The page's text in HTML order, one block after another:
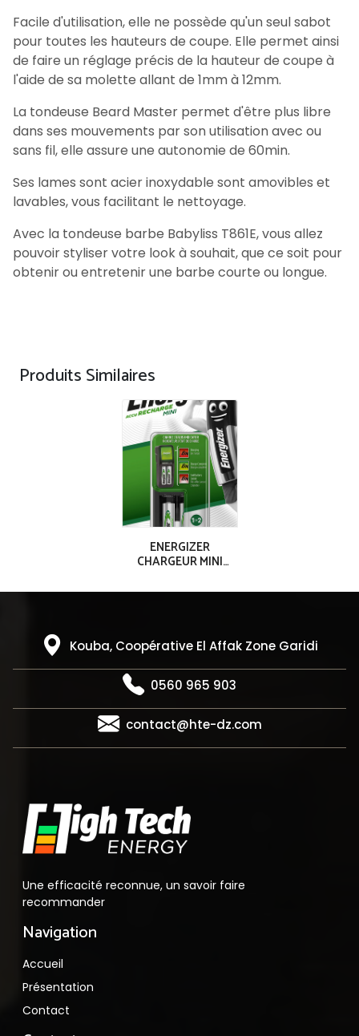
Facile d'utilisation, elle ne possède qu'un seul sabot
pour toutes les hauteurs de coupe. Elle permet ainsi
de faire un réglage précis de la hauteur de coupe à
l'aide de sa molette allant de 1mm à 12mm.
La tondeuse Beard Master permet d'être plus libre
dans ses mouvements par son utilisation avec ou
sans fil, elle assure une autonomie de 60min.
Ses lames sont acier inoxydable sont amovibles et
lavables, vous facilitant le nettoyage.
Avec la tondeuse barbe Babyliss T861E, vous allez
pouvoir styliser votre look à souhait, que ce soit pour
obtenir ou entretenir une barbe courte ou longue.
Produits Similaires
ENERGIZER
CHARGEUR MINI
mAh)
Kouba, Coopérative El Affak Zone Garidi
0560 965 903
contact@hte-dz.com
Une efficacité reconnue, un savoir faire
recommander
Navigation
Accueil
Présentation
Contact